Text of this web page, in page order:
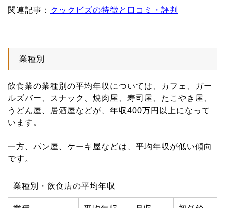
関連記事： クックビズの特徴と口コミ・評判
業種別
飲食業の業種別の平均年収については、カフェ、ガー
ルズバー、スナック、焼肉屋、寿司屋、たこやき屋、
うどん屋、居酒屋などが、年収400万円以上になって
います。
一方、パン屋、ケーキ屋などは、平均年収が低い傾向
です。
業種別・飲食店の平均年収